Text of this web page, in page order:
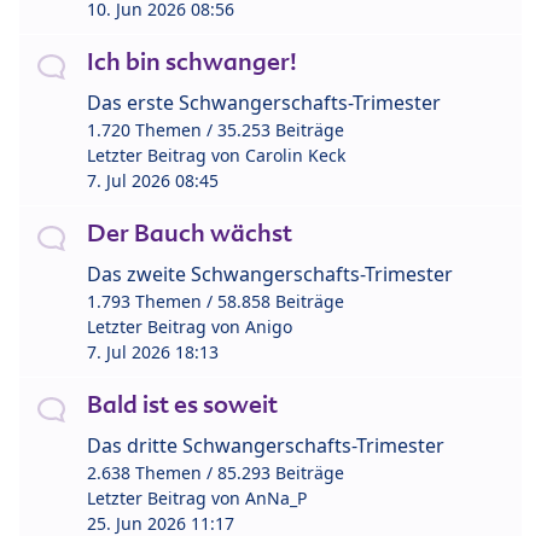
10. Jun 2026 08:56
Ich bin schwanger!
Das erste Schwangerschafts-Trimester
1.720 Themen / 35.253 Beiträge
Letzter Beitrag von Carolin Keck
7. Jul 2026 08:45
Der Bauch wächst
Das zweite Schwangerschafts-Trimester
1.793 Themen / 58.858 Beiträge
Letzter Beitrag von Anigo
7. Jul 2026 18:13
Bald ist es soweit
Das dritte Schwangerschafts-Trimester
2.638 Themen / 85.293 Beiträge
Letzter Beitrag von AnNa_P
25. Jun 2026 11:17